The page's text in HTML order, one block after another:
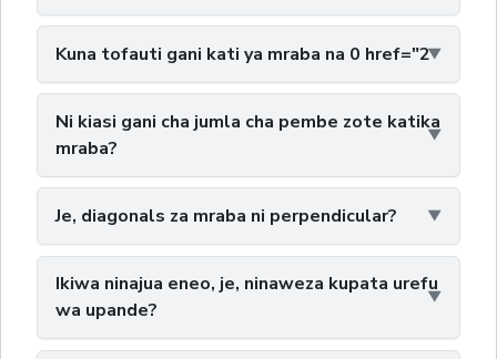
Kuna tofauti gani kati ya mraba na 0 href="2
Ni kiasi gani cha jumla cha pembe zote katika
mraba?
Je, diagonals za mraba ni perpendicular?
Ikiwa ninajua eneo, je, ninaweza kupata urefu
wa upande?